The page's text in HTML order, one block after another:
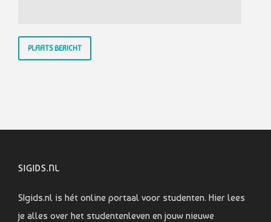
SIGIDS.NL
SIgids.nl is hét online portaal voor studenten. Hier lees
je alles over het studentenleven en jouw nieuwe